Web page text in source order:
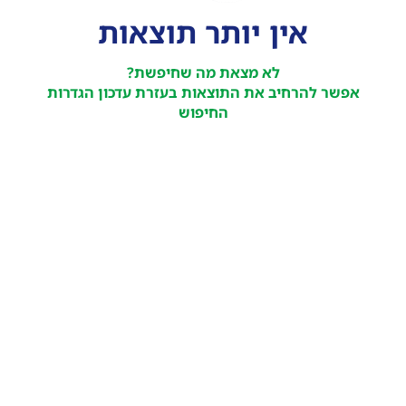
אין יותר תוצאות
לא מצאת מה שחיפשת?
אפשר להרחיב את התוצאות בעזרת עדכון הגדרות
החיפוש